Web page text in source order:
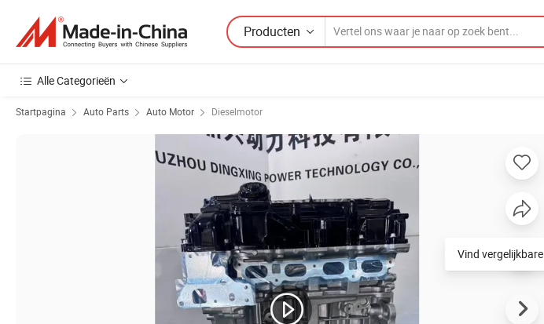
Producten
Alle Categorieën
Startpagina Auto Parts Auto Motor Dieselmotor